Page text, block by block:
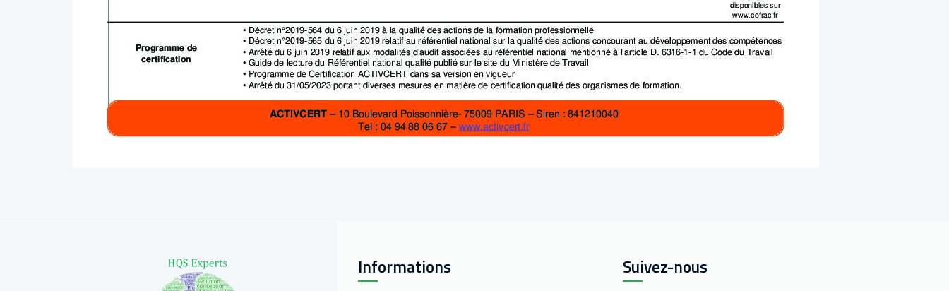
Informations Suivez-nous